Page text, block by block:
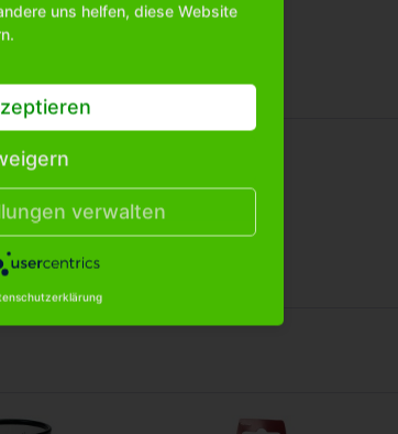
Albrecht Dürer"
Albrecht Dürer"
uns helfen, diese Website
verwalten